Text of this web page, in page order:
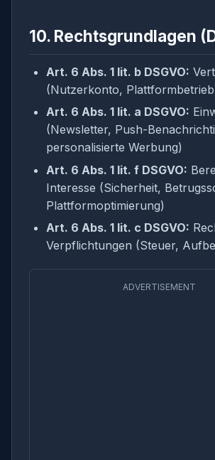
10. Rechtsgrundlagen
Art. 6 Abs. 1 lit. b DSGVO:
(Nutzerkonto,
Art. 6 Abs. 1 lit. a DSGVO:
(Newsletter, Push-
personalisierte Werbung)
Art. 6 Abs. 1 lit. f DSGVO:
Interesse (Sicherheit,
Plattformoptimierung)
Art. 6 Abs. 1 lit. c DSGVO:
Verpflichtungen (Steuer,
ADVERTISEMENT